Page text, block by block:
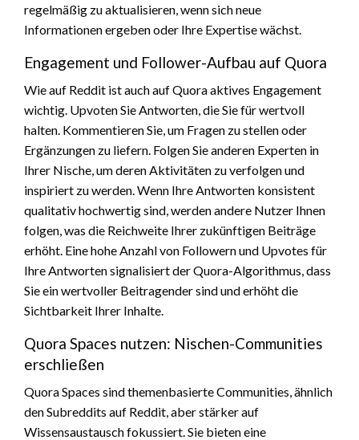
regelmäßig zu aktualisieren, wenn sich neue
Informationen ergeben oder Ihre Expertise wächst.
Engagement und Follower-Aufbau auf Quora
Wie auf Reddit ist auch auf Quora aktives Engagement
wichtig. Upvoten Sie Antworten, die Sie für wertvoll
halten. Kommentieren Sie, um Fragen zu stellen oder
Ergänzungen zu liefern. Folgen Sie anderen Experten in
Ihrer Nische, um deren Aktivitäten zu verfolgen und
inspiriert zu werden. Wenn Ihre Antworten konsistent
qualitativ hochwertig sind, werden andere Nutzer Ihnen
folgen, was die Reichweite Ihrer zukünftigen Beiträge
erhöht. Eine hohe Anzahl von Followern und Upvotes für
Ihre Antworten signalisiert der Quora-Algorithmus, dass
Sie ein wertvoller Beitragender sind und erhöht die
Sichtbarkeit Ihrer Inhalte.
Quora Spaces nutzen: Nischen-Communities
erschließen
Quora Spaces sind themenbasierte Communities, ähnlich
den Subreddits auf Reddit, aber stärker auf
Wissensaustausch fokussiert. Sie bieten eine